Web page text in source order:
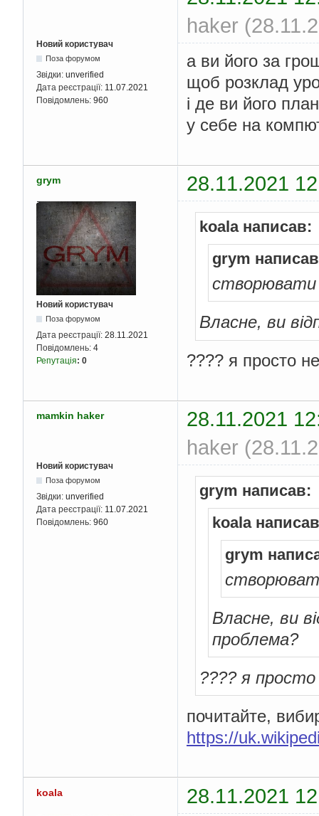
haker
Новий користувач
Поза форумом
Звідки: unverified
Дата реєстрації: 11.07.2021
Повідомлень: 960
а ви його за
щоб розклад
і де ви його
у себе на
grym 28.11.2021
Новий користувач
Поза форумом
Дата реєстрації: 28.11.2021
Повідомлень: 4
Репутація: 0
koala написав:
grym
створювати
Власне, ви
???? я просто
mamkin haker
28.11.2021
haker
Новий користувач
Поза форумом
Звідки: unverified
Дата реєстрації: 11.07.2021
Повідомлень: 960
grym написав:
koala
grym
Власне, ви
проблема?
???? я
почитайте,
https://
koala 28.11.2021